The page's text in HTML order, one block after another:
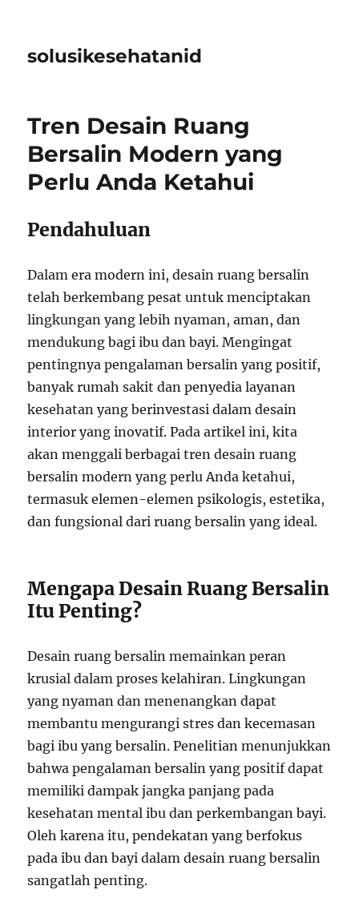
solusikesehatanid
Tren Desain Ruang
Bersalin Modern yang
Perlu Anda Ketahui
Pendahuluan
Dalam era modern ini, desain ruang bersalin
telah berkembang pesat untuk menciptakan
lingkungan yang lebih nyaman, aman, dan
mendukung bagi ibu dan bayi. Mengingat
pentingnya pengalaman bersalin yang positif,
banyak rumah sakit dan penyedia layanan
kesehatan yang berinvestasi dalam desain
interior yang inovatif. Pada artikel ini, kita
akan menggali berbagai tren desain ruang
bersalin modern yang perlu Anda ketahui,
termasuk elemen-elemen psikologis, estetika,
dan fungsional dari ruang bersalin yang ideal.
Mengapa Desain Ruang Bersalin
Itu Penting?
Desain ruang bersalin memainkan peran
krusial dalam proses kelahiran. Lingkungan
yang nyaman dan menenangkan dapat
membantu mengurangi stres dan kecemasan
bagi ibu yang bersalin. Penelitian menunjukkan
bahwa pengalaman bersalin yang positif dapat
memiliki dampak jangka panjang pada
kesehatan mental ibu dan perkembangan bayi.
Oleh karena itu, pendekatan yang berfokus
pada ibu dan bayi dalam desain ruang bersalin
sangatlah penting.